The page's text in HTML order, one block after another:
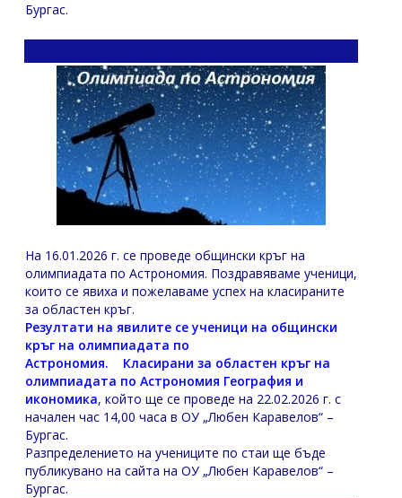
Бургас.
На 16.01.2026 г. се проведе общински кръг на
олимпиадата по Астрономия. Поздравяваме ученици,
които се явиха и пожелаваме успех на класираните
за областен кръг.
Резултати на явилите се ученици на общински
кръг на олимпиадата по
Астрономия.
Класирани за областен кръг на
олимпиадата по Астрономия География и
икономика, който ще се проведе на 22.02.2026 г. с
начален час 14,00 часа в ОУ „Любен Каравелов“ –
Бургас.
Разпределението на учениците по стаи ще бъде
публикувано на сайта на ОУ „Любен Каравелов“ –
Бургас.